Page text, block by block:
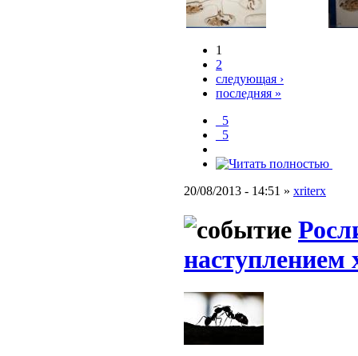
1
2
следующая ›
последняя »
_5
_5
20/08/2013 - 14:51 » xriterx
наступлением